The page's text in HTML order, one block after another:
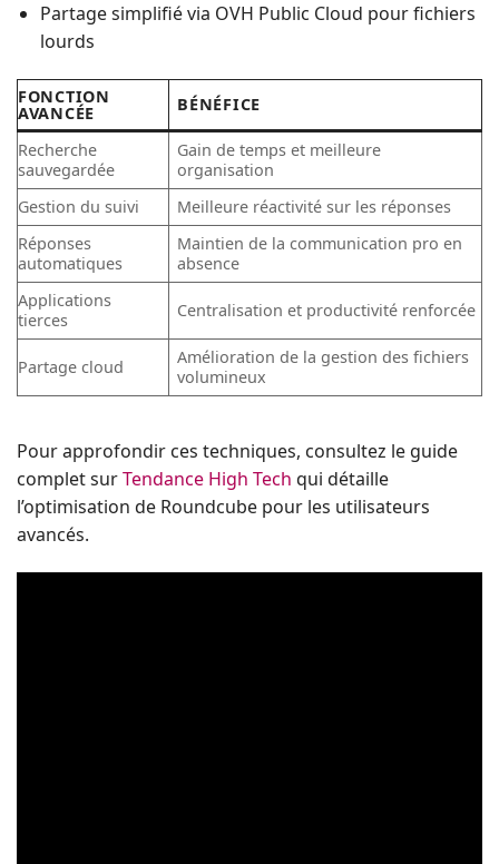
Partage simplifié via OVH Public Cloud pour fichiers
lourds
FONCTION
AVANCÉE BÉNÉFICE
Recherche
sauvegardée
Gain de temps et meilleure
organisation
Gestion du suivi
Meilleure réactivité sur les réponses
Réponses
automatiques
Maintien de la communication pro en
absence
Applications
tierces
Centralisation et productivité renforcée
Partage cloud
Amélioration de la gestion des fichiers
volumineux
Pour approfondir ces techniques, consultez le guide
complet surTendance High Tech qui détaille
l’optimisation de Roundcube pour les utilisateurs
avancés.